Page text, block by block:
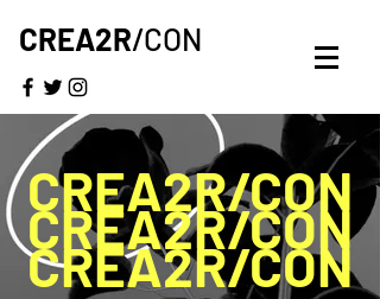
CREA2R/CON
CREA2R/CON
CREA2R/CON
CREA2R/CON